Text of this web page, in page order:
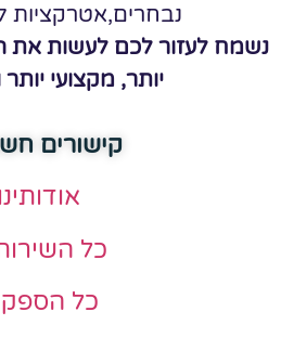
נבחרים,אטרקציות
נשמח לעזור לכם לעשות את
יותר, מקצועי יותר
קישורים
אודותינו
כל
כל